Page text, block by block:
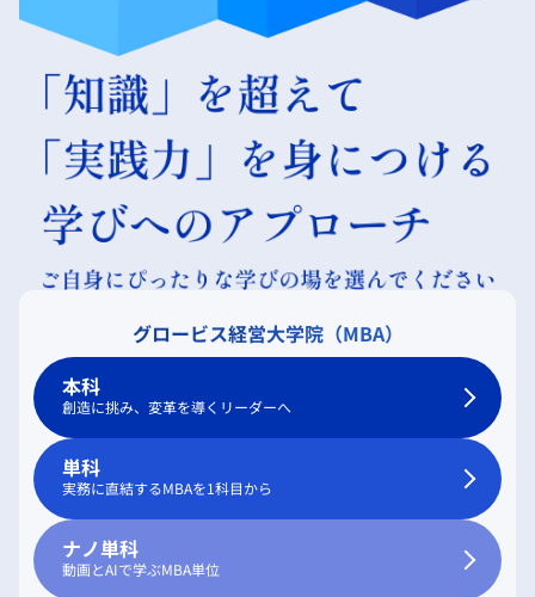
グロービス経営大学院（MBA）
本科
創造に挑み、変革を導くリーダーへ
単科
実務に直結するMBAを1科目から
ナノ単科
動画とAIで学ぶMBA単位